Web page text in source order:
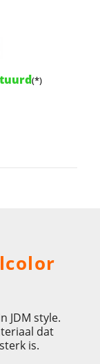
(*)
JDM style.
dat
is.